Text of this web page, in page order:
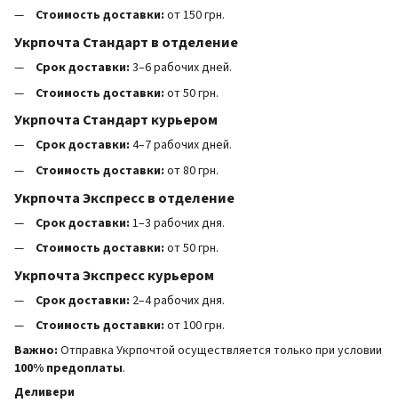
Стоимость доставки: от 150 грн.
Укрпочта Стандарт в отделение
Срок доставки: 3–6 рабочих дней.
Стоимость доставки: от 50 грн.
Укрпочта Стандарт курьером
Срок доставки: 4–7 рабочих дней.
Стоимость доставки: от 80 грн.
Укрпочта Экспресс в отделение
Срок доставки: 1–3 рабочих дня.
Стоимость доставки: от 50 грн.
Укрпочта Экспресс курьером
Срок доставки: 2–4 рабочих дня.
Стоимость доставки: от 100 грн.
Важно: Отправка Укрпочтой осуществляется только при условии
100% предоплаты.
Деливери